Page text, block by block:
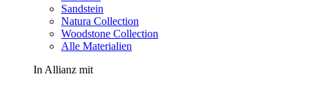
Sandstein
Natura Collection
Woodstone Collection
Alle Materialien
In Allianz mit